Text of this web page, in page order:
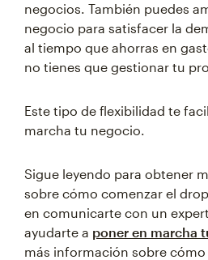
negocios. También puedes
negocio para satisfacer la
al tiempo que ahorras en
no tienes que gestionar tu
Este tipo de flexibilidad te
marcha tu negocio.
Sigue leyendo para obtener
sobre cómo comenzar el
en comunicarte con un
ayudarte a poner en marcha
más información sobre